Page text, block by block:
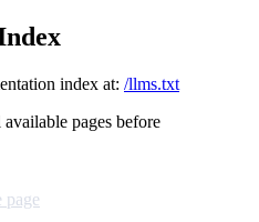
index at: /llms.txt
pages before
page